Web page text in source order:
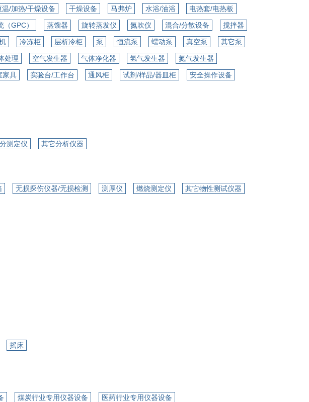
温/加热/干燥设备 干燥设备 马弗炉 水浴/油浴 电热套/电热板
GPC） 蒸馏器 旋转蒸发仪 氮吹仪 混合/分散设备 搅拌器
冷冻柜 层析冷柜 泵 恒流泵 蠕动泵 真空泵 其它泵
处理 空气发生器 气体净化器 氢气发生器 氮气发生器
家具 实验台/工作台 通风柜 试剂/样品/器皿柜 安全操作设备
测定仪 其它分析仪器
无损探伤仪器/无损检测 测厚仪 燃烧测定仪 其它物性测试仪器
摇床
煤炭行业专用仪器设备 医药行业专用仪器设备